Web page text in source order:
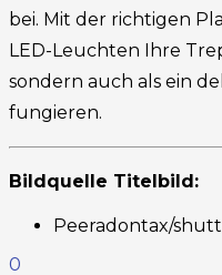
bei. Mit der richtigen
LED-Leuchten Ihre
sondern auch als ein
fungieren.
Bildquelle Titelbild:
Peeradontax/
0